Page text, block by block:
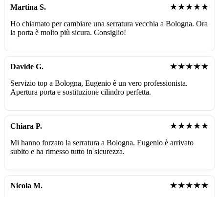
Martina S. ★★★★★
Ho chiamato per cambiare una serratura vecchia a Bologna. Ora
la porta è molto più sicura. Consiglio!
Davide G. ★★★★★
Servizio top a Bologna, Eugenio è un vero professionista.
Apertura porta e sostituzione cilindro perfetta.
Chiara P. ★★★★★
Mi hanno forzato la serratura a Bologna. Eugenio è arrivato
subito e ha rimesso tutto in sicurezza.
Nicola M. ★★★★★